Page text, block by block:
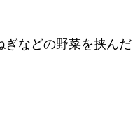
ぎなどの野菜を挟んだ